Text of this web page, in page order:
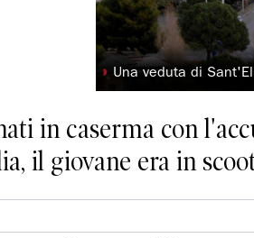
◗ Una veduta di
in caserma con
il giovane era in